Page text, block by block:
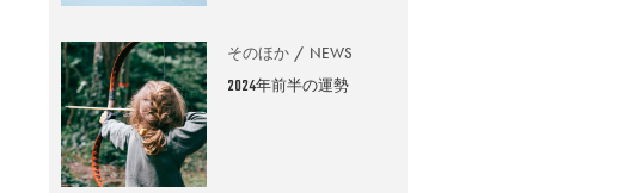
そのほか NEWS
2024年前半の運勢